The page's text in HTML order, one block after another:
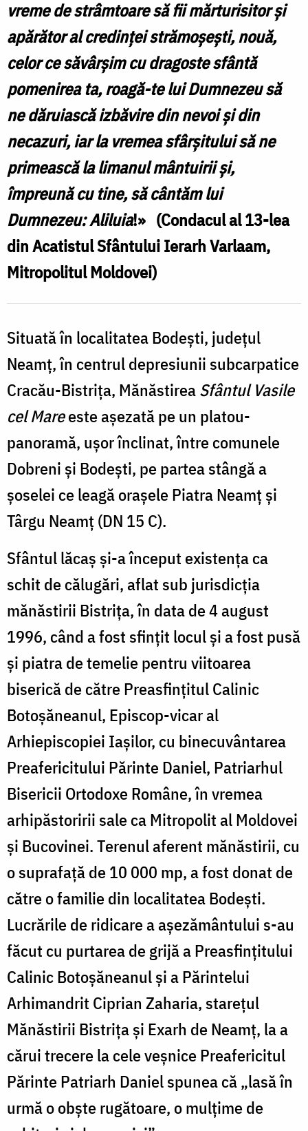
cel
Mare”
din
localitatea
Bodeşti,
Neamţului
vreme de strâmtoare să fii mărturisitor şi
apărător al credinţei strămoşeşti, nouă,
celor ce săvârşim cu dragoste sfântă
pomenirea ta, roagă-te lui Dumnezeu să
ne dăruiască izbăvire din nevoi şi din
necazuri, iar la vremea sfârşitului să ne
primească la limanul mântuirii şi,
împreună cu tine, să cântăm lui
Dumnezeu: Aliluia!» (Condacul al 13-lea
din Acatistul Sfântului Ierarh Varlaam,
Mitropolitul Moldovei)
Situată în localitatea Bodeşti, judeţul
Neamţ, în centrul depresiunii subcarpatice
Cracău-Bistriţa, MănăstireaSfântul Vasile
cel Mareeste aşezată pe un platou-
panoramă, uşor înclinat, între comunele
Dobreni şi Bodeşti, pe partea stângă a
şoselei ce leagă oraşele Piatra Neamţ şi
Târgu Neamţ (DN 15 C).
Sfântul lăcaş şi-a început existenţa ca
schit de călugări, aflat sub jurisdicţia
mănăstirii Bistriţa, în data de 4 august
1996, când a fost sfinţit locul şi a fost pusă
şi piatra de temelie pentru viitoarea
biserică de către Preasfinţitul Calinic
Botoşăneanul, Episcop-vicar al
Arhiepiscopiei Iaşilor, cu binecuvântarea
Preafericitului Părinte Daniel, Patriarhul
Bisericii Ortodoxe Române, în vremea
arhipăstoririi sale ca Mitropolit al Moldovei
şi Bucovinei. Terenul aferent mănăstirii, cu
o suprafaţă de 10 000 mp, a fost donat de
către o familie din localitatea Bodeşti.
Lucrările de ridicare a aşezământului s-au
făcut cu purtarea de grijă a Preasfinţitului
Calinic Botoşăneanul şi a Părintelui
Arhimandrit Ciprian Zaharia, stareţul
Mănăstirii Bistriţa şi Exarh de Neamţ, la a
cărui trecere la cele veşnice Preafericitul
Părinte Patriarh Daniel spunea că „lasă în
urmă o obşte rugătoare, o mulţime de